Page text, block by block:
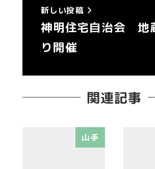
新しい投稿
神明住宅自治会 地
り開催
関連記事
山手